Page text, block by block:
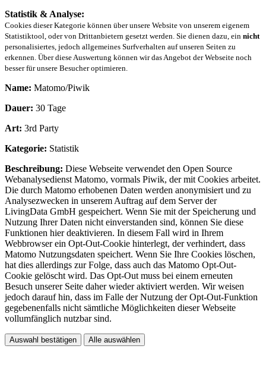
Statistik & Analyse:
Cookies dieser Kategorie können über unsere Website von unserem eigenem
Statistiktool, oder von Drittanbietern gesetzt werden. Sie dienen dazu, ein nicht
personalisiertes, jedoch allgemeines Surfverhalten auf unseren Seiten zu
erkennen. Über diese Auswertung können wir das Angebot der Webseite noch
besser für unsere Besucher optimieren.
Name: Matomo/Piwik
Dauer: 30 Tage
Art: 3rd Party
Kategorie: Statistik
Beschreibung: Diese Webseite verwendet den Open Source
Webanalysedienst Matomo, vormals Piwik, der mit Cookies arbeitet.
Die durch Matomo erhobenen Daten werden anonymisiert und zu
Analysezwecken in unserem Auftrag auf dem Server der
LivingData GmbH gespeichert. Wenn Sie mit der Speicherung und
Nutzung Ihrer Daten nicht einverstanden sind, können Sie diese
Funktionen hier deaktivieren. In diesem Fall wird in Ihrem
Webbrowser ein Opt-Out-Cookie hinterlegt, der verhindert, dass
Matomo Nutzungsdaten speichert. Wenn Sie Ihre Cookies löschen,
hat dies allerdings zur Folge, dass auch das Matomo Opt-Out-
Cookie gelöscht wird. Das Opt-Out muss bei einem erneuten
Besuch unserer Seite daher wieder aktiviert werden. Wir weisen
jedoch darauf hin, dass im Falle der Nutzung der Opt-Out-Funktion
gegebenenfalls nicht sämtliche Möglichkeiten dieser Webseite
vollumfänglich nutzbar sind.
Auswahl bestätigen Alle auswählen